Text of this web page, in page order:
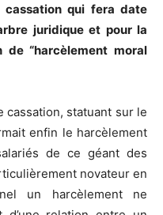
qui fera date
juridique et pour la
“harcèlement moral
cassation, statuant sur le
enfin le harcèlement
de ce géant des
novateur en
un harcèlement ne